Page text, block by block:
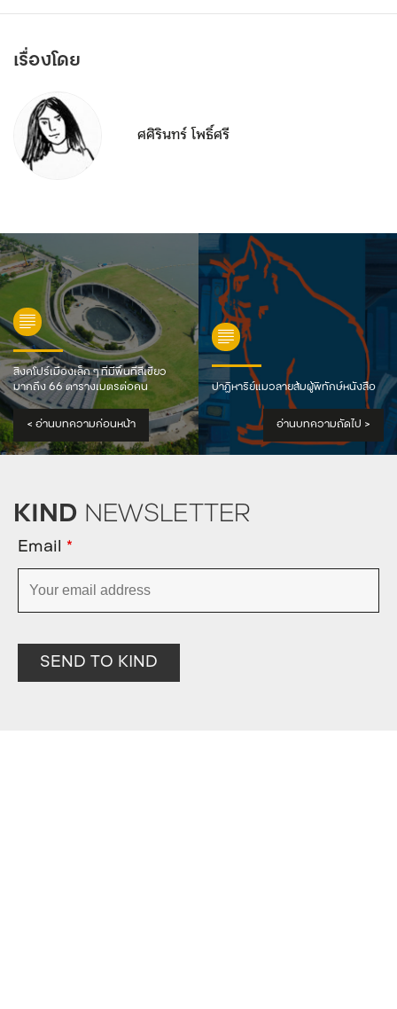
เรื่องโดย
ศศิรินทร์ โพธิ์ศรี
สิงคโปร์เมืองเล็ก ๆ ที่มีพื้นที่สีเขียว
มากถึง 66 ตารางเมตรต่อคน
< อ่านบทความก่อนหน้า
ปาฏิหาริย์แมวลายส้มผู้พิทักษ์หนังสือ
อ่านบทความถัดไป >
KIND NEWSLETTER
Email *